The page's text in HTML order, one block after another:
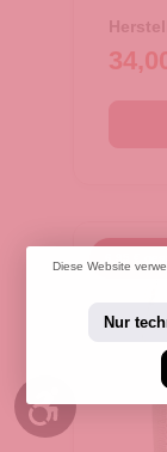
Diese Website
Nur